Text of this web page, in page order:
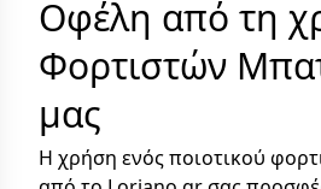
Οφέλη από τη
Φορτιστών
μας
Η χρήση ενός ποιοτικού